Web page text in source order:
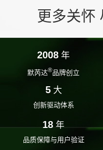
更多关怀
2008 年
默芮达®品牌创立
5 大
创新驱动体系
18 年
品质保障与用户验证